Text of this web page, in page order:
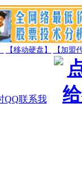
【移动硬盘】 【加盟